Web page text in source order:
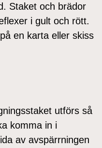
Staket och brädor
i gult och rött.
en karta eller skiss
utförs så
komma in i
av avspärrningen